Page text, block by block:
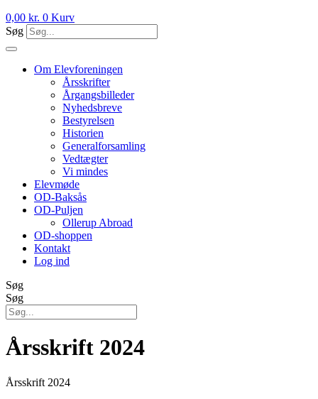
0,00 kr. 0 Kurv
Søg
Om Elevforeningen
Årsskrifter
Årgangsbilleder
Nyhedsbreve
Bestyrelsen
Historien
Generalforsamling
Vedtægter
Vi mindes
Elevmøde
OD-Baksås
OD-Puljen
Ollerup Abroad
OD-shoppen
Kontakt
Log ind
Søg
Søg
Årsskrift 2024
Årsskrift 2024